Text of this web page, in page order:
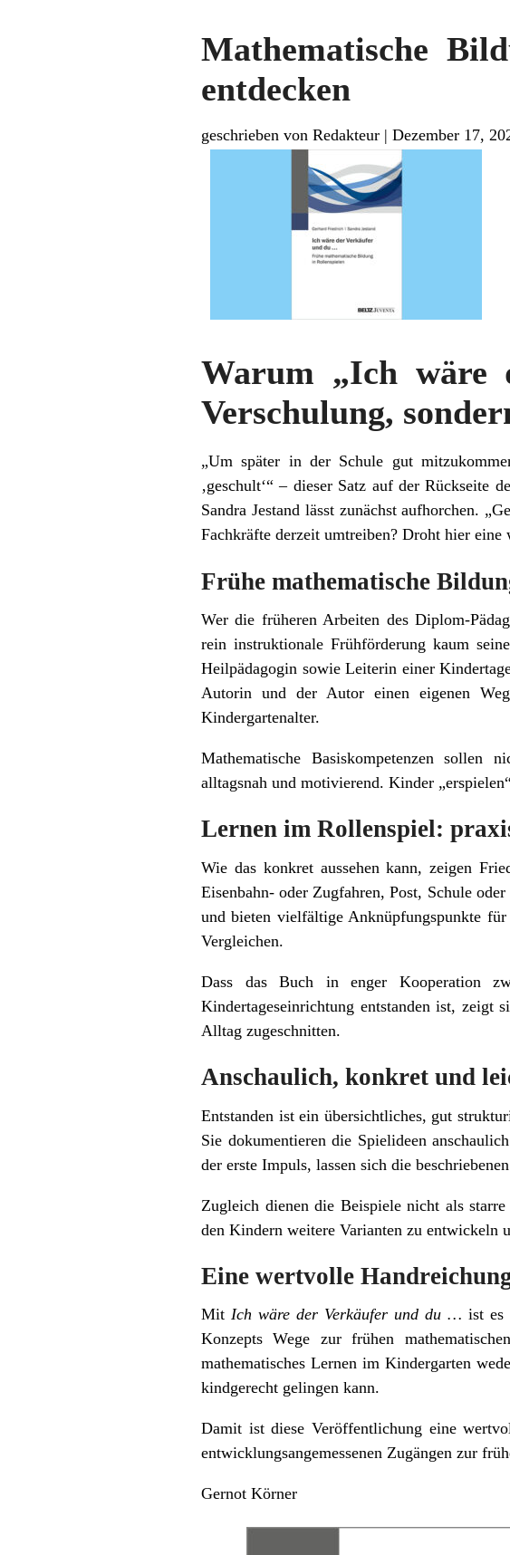
Mathematische
entdecken
geschrieben von Redakteur | Dezember 17,
Warum „Ich
Verschulung,
„Um später in der Schule gut
‚geschult‘“ – dieser Satz auf der Rückseite
Sandra Jestand lässt zunächst aufhorchen.
Fachkräfte derzeit umtreiben? Droht hier eine
Frühe mathematische
Wer die früheren Arbeiten des Diplom-
rein instruktionale Frühförderung kaum
Heilpädagogin sowie Leiterin einer
Autorin und der Autor einen eigenen
Kindergartenalter.
Mathematische Basiskompetenzen
alltagsnah und motivierend. Kinder
Lernen im Rollenspiel:
Wie das konkret aussehen kann, zeigen
Eisenbahn- oder Zugfahren, Post, Schule
und bieten vielfältige Anknüpfungspunkte
Vergleichen.
Dass das Buch in enger Kooperation
Kindertageseinrichtung entstanden ist,
Alltag zugeschnitten.
Anschaulich, konkret und
Entstanden ist ein übersichtliches, gut
Sie dokumentieren die Spielideen
der erste Impuls, lassen sich die
Zugleich dienen die Beispiele nicht als
den Kindern weitere Varianten zu entwickeln
Eine wertvolle
Mit Ich wäre der Verkäufer und du … ist es
Konzepts Wege zur frühen
mathematisches Lernen im Kindergarten
kindgerecht gelingen kann.
Damit ist diese Veröffentlichung eine
entwicklungsangemessenen Zugängen zur
Gernot Körner